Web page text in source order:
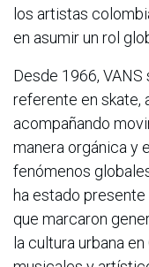
los artistas
en asumir un rol
Desde 1966,
referente en skate,
acompañando
manera orgánica y
fenómenos
ha estado
que marcaron
la cultura urbana